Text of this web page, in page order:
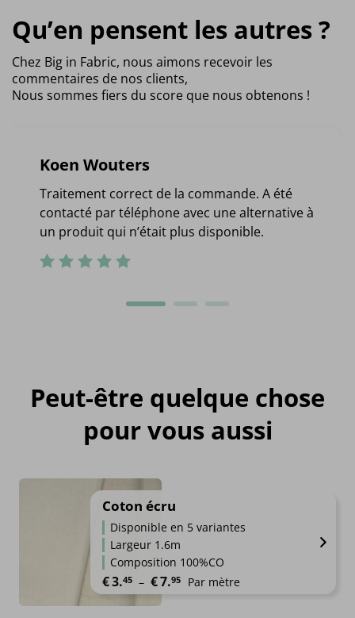
Qu’en pensent les autres ?
Chez Big in Fabric, nous aimons recevoir les
commentaires de nos clients,
Nous sommes fiers du score que nous obtenons !
Koen Wouters
Traitement correct de la commande. A été
contacté par téléphone avec une alternative à
un produit qui n’était plus disponible.
Peut-être quelque chose
pour vous aussi
Coton écru
Disponible en 5 variantes
Largeur 1.6m
Composition 100%CO
€3.45 – €7.95 Plage de prix : €3.45 à €7.95
Par mètre